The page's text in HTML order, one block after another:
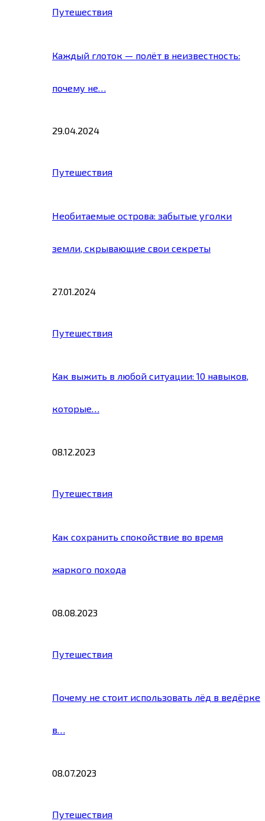
Путешествия
Каждый глоток — полёт в неизвестность:
почему не…
29.04.2024
Путешествия
Необитаемые острова: забытые уголки
земли, скрывающие свои секреты
27.01.2024
Путешествия
Как выжить в любой ситуации: 10 навыков,
которые…
08.12.2023
Путешествия
Как сохранить спокойствие во время
жаркого похода
08.08.2023
Путешествия
Почему не стоит использовать лёд в ведёрке
в…
08.07.2023
Путешествия